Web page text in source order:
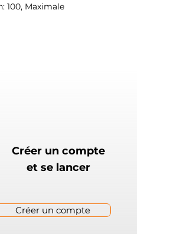
100, Maximale
Créer un compte
et se lancer
Créer un compte